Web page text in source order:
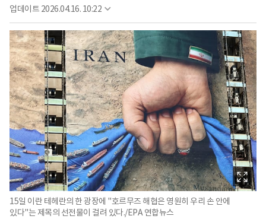
업데이트 2026.04.16. 10:22
15일 이란 테헤란의 한 광장에 "호르무즈 해협은 영원히 우리 손 안에
있다"는 제목의 선전물이 걸려 있다./EPA 연합뉴스